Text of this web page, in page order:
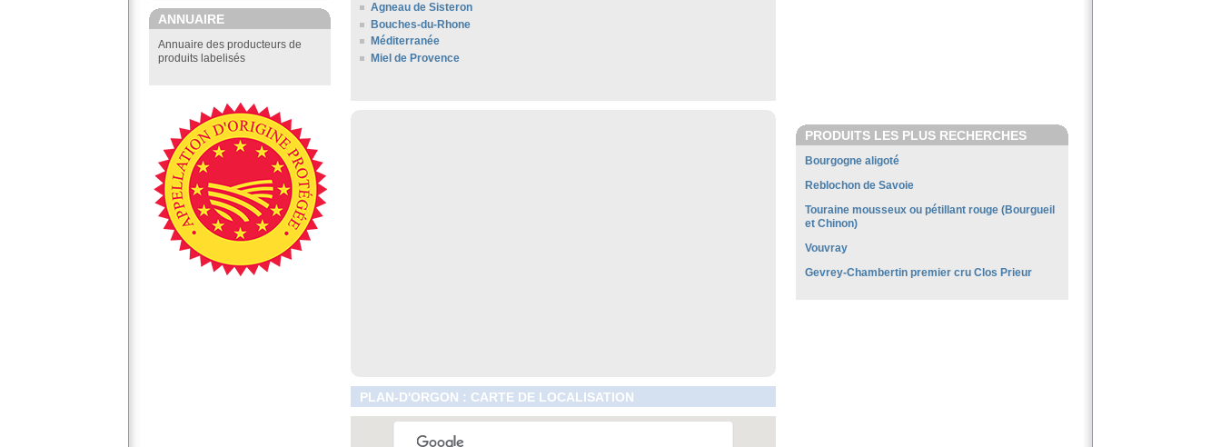
ANNUAIRE
Annuaire des producteurs de
produits labelisés
Agneau de Sisteron
Bouches-du-Rhone
Méditerranée
Miel de Provence
PLAN-D'ORGON : CARTE DE LOCALISATION
PRODUITS LES PLUS RECHERCHES
Bourgogne aligoté
Reblochon de Savoie
Touraine mousseux ou pétillant rouge (Bourgueil
et Chinon)
Vouvray
Gevrey-Chambertin premier cru Clos Prieur